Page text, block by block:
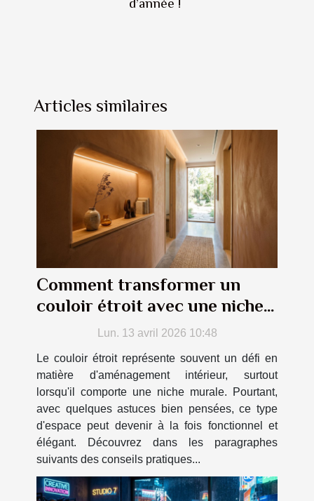
d’année !
Articles similaires
Comment transformer un
couloir étroit avec une niche
murale ?Lun. 13 avril 2026 10:48
Le couloir étroit représente souvent un défi en
matière d'aménagement intérieur, surtout
lorsqu'il comporte une niche murale. Pourtant,
avec quelques astuces bien pensées, ce type
d'espace peut devenir à la fois fonctionnel et
élégant. Découvrez dans les paragraphes
suivants des conseils pratiques...